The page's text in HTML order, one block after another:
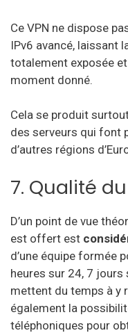
Ce VPN ne dispose
IPv6 avancé, laissant
totalement exposée
moment donné.
Cela se produit
des serveurs qui font
d’autres régions
7. Qualité
D’un point de vue
est offert est
d’une équipe formée
heures sur 24, 7
mettent du temps à y
également la
téléphoniques pour